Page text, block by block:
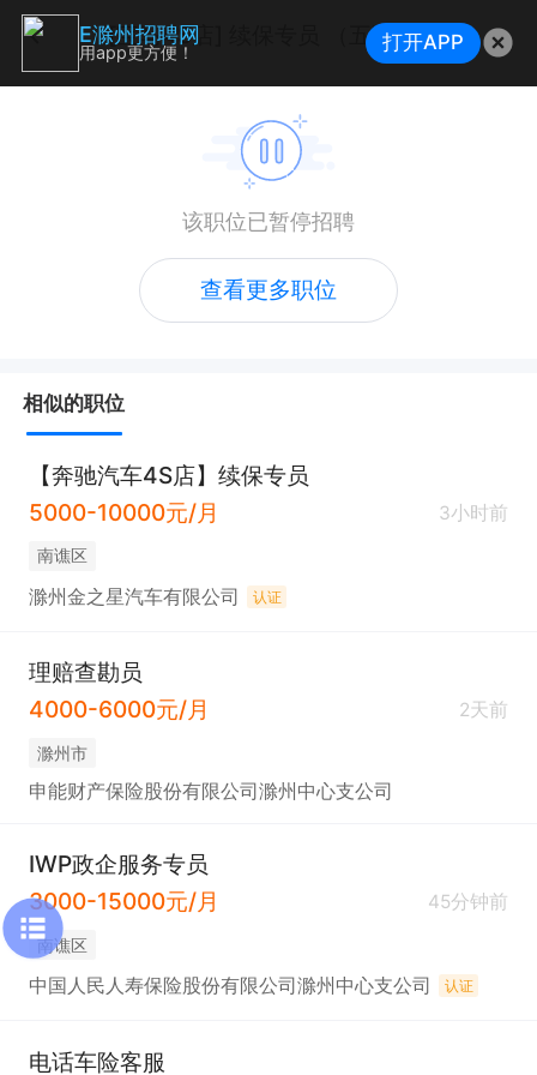
[宝马4S店] 续保专员 （五险一金+包中餐、晚餐+节日福利）
该职位已暂停招聘
查看更多职位
相似的职位
【奔驰汽车4S店】续保专员
5000-10000元/月
3小时前
南谯区
滁州金之星汽车有限公司 认证
理赔查勘员
4000-6000元/月
2天前
滁州市
申能财产保险股份有限公司滁州中心支公司
IWP政企服务专员
3000-15000元/月
45分钟前
南谯区
中国人民人寿保险股份有限公司滁州中心支公司 认证
电话车险客服
E滁州招聘网
用app更方便！ 打开APP